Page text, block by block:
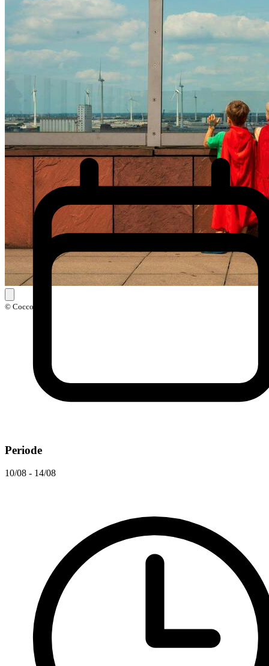
© Coccolarte
Periode
10/08 - 14/08